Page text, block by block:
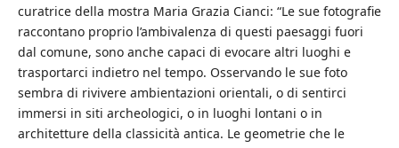
curatrice della mostra Maria Grazia Cianci: “Le sue fotografie
raccontano proprio l’ambivalenza di questi paesaggi fuori
dal comune, sono anche capaci di evocare altri luoghi e
trasportarci indietro nel tempo. Osservando le sue foto
sembra di rivivere ambientazioni orientali, o di sentirci
immersi in siti archeologici, o in luoghi lontani o in
architetture della classicità antica. Le geometrie che le